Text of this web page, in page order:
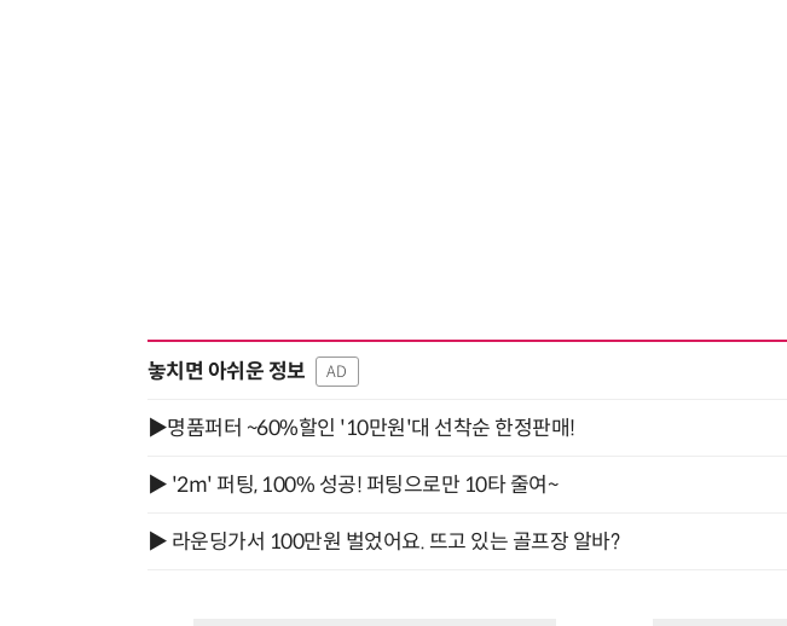
놓치면 아쉬운 정보 AD
▶명품퍼터 ~60%할인 '10만원'대 선착순 한정판매!
▶ '2m' 퍼팅, 100% 성공! 퍼팅으로만 10타 줄여~
▶ 라운딩가서 100만원 벌었어요. 뜨고 있는 골프장 알바?